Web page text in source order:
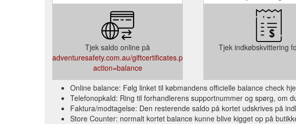
Tjek saldo online på
adventuresafety.com.au/giftcertificates.php?
action=balance
Tjek indkøbskvittering
Online balance: Følg linket til købmandens officielle balance check
Telefonopkald: Ring til forhandlerens supportnummer og spørg, om
Faktura/modtagelse: Den resterende saldo på kortet udskrives på
Store Counter: normalt kortet balance kunne blive kigget op på